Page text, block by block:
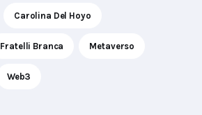
Carolina Del Hoyo
Fratelli Branca Metaverso
Web3